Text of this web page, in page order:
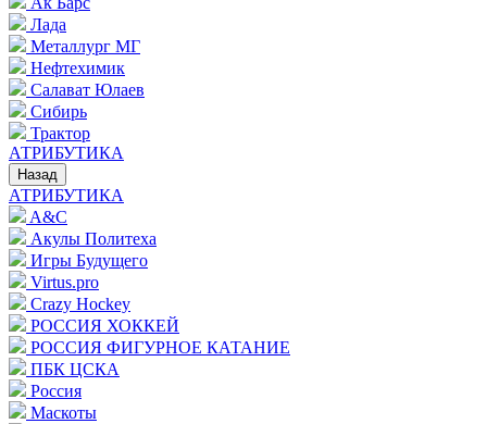
Лада
Металлург МГ
Нефтехимик
Салават Юлаев
Сибирь
Трактор
АТРИБУТИКА
Назад
АТРИБУТИКА
A&C
Акулы Политеха
Игры Будущего
Virtus.pro
Crazy Hockey
РОССИЯ ХОККЕЙ
РОССИЯ ФИГУРНОЕ КАТАНИЕ
ПБК ЦСКА
Россия
Маскоты